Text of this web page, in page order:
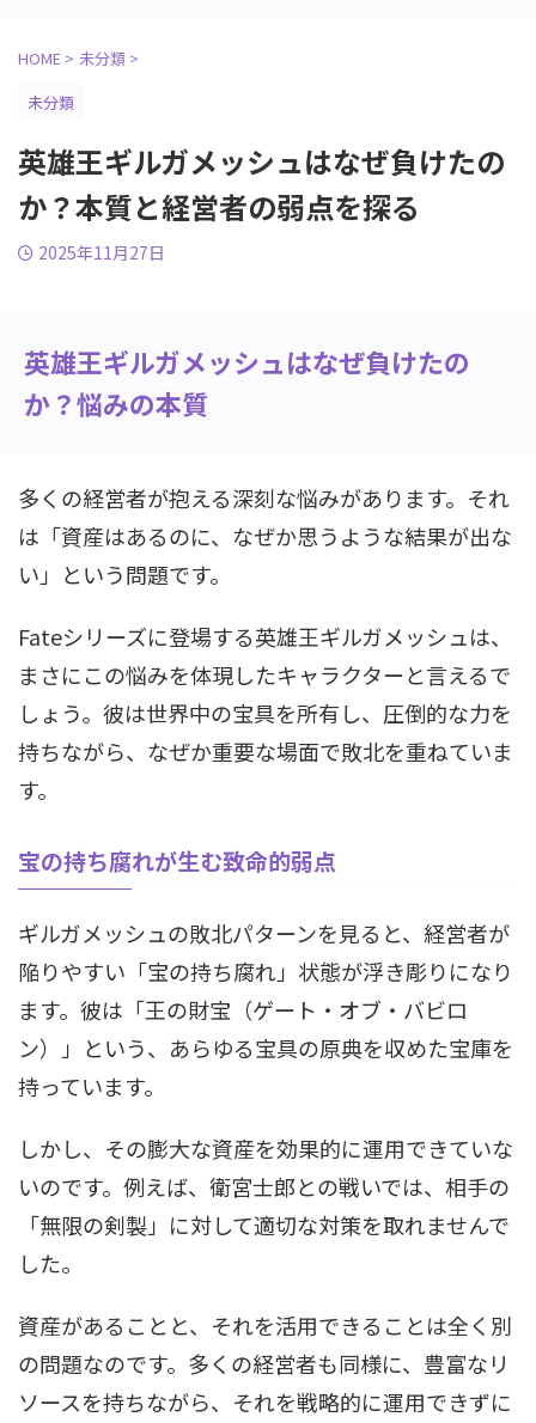
HOME > 未分類 >
未分類
英雄王ギルガメッシュはなぜ負けたの
か？本質と経営者の弱点を探る
2025年11月27日
英雄王ギルガメッシュはなぜ負けたの
か？悩みの本質
多くの経営者が抱える深刻な悩みがあります。それ
は「資産はあるのに、なぜか思うような結果が出な
い」という問題です。
Fateシリーズに登場する英雄王ギルガメッシュは、
まさにこの悩みを体現したキャラクターと言えるで
しょう。彼は世界中の宝具を所有し、圧倒的な力を
持ちながら、なぜか重要な場面で敗北を重ねていま
す。
宝の持ち腐れが生む致命的弱点
ギルガメッシュの敗北パターンを見ると、経営者が
陥りやすい「宝の持ち腐れ」状態が浮き彫りになり
ます。彼は「王の財宝（ゲート・オブ・バビロ
ン）」という、あらゆる宝具の原典を収めた宝庫を
持っています。
しかし、その膨大な資産を効果的に運用できていな
いのです。例えば、衛宮士郎との戦いでは、相手の
「無限の剣製」に対して適切な対策を取れませんで
した。
資産があることと、それを活用できることは全く別
の問題なのです。多くの経営者も同様に、豊富なリ
ソースを持ちながら、それを戦略的に運用できずに